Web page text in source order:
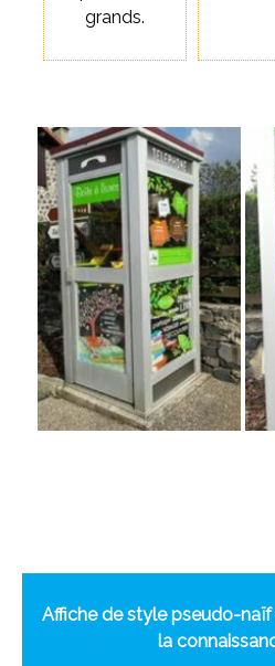
grands.
Affiche de style pseudo-
la